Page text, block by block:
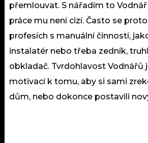
přemlouvat. S nářadím to
práce mu není cizí. Často se
profesích s manuální činností,
instalatér nebo třeba zedník,
obkladač. Tvrdohlavost Vodnářů
motivací k tomu, aby si sami
dům, nebo dokonce postavili